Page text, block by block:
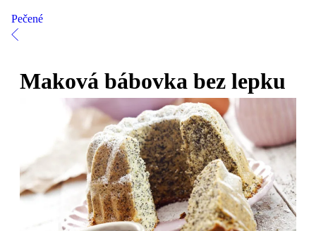
Pečené
Maková bábovka bez lepku